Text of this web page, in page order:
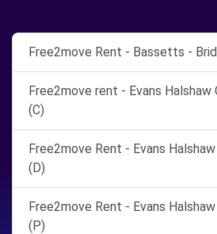
Free2move Rent - Bassetts -
Free2move rent - Evans Halshaw
(C)
Free2move Rent - Evans
(D)
Free2move Rent - Evans
(P)